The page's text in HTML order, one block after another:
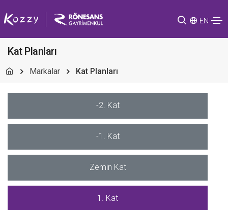
EN
Kat Planları
Markalar Kat Planları
-2. Kat
-1. Kat
Zemin Kat
1. Kat